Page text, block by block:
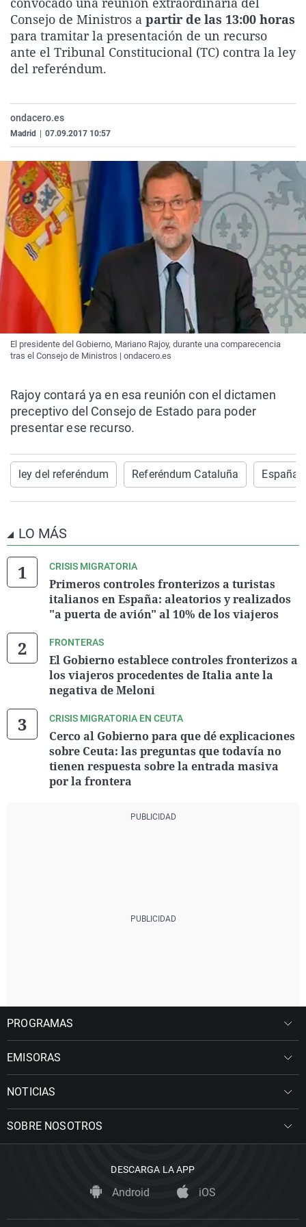
La rosa de los vientos
Gente viajera
Como el perro y el
Caso
Retornados
Equipo de
Extremadura
Galicia
La Rioja
País Vasco
Virales
Televisión
Elecciones
Consejo de Ministros a partir de las 13:00 horas
para tramitar la presentación de un recurso
ante el Tribunal Constitucional (TC) contra la ley
del referéndum.
ondacero.es
Madrid 07.09.2017 10:57
El presidente del Gobierno, Mariano Rajoy, durante una comparecencia
tras el Consejo de Ministros | ondacero.es
Rajoy contará ya en esa reunión con el dictamen
preceptivo del Consejo de Estado para poder
presentar ese recurso.
ley del referéndum Referéndum Cataluña España
LO MÁS
CRISIS MIGRATORIA
Primeros controles fronterizos a turistas
italianos en España: aleatorios y realizados
"a puerta de avión" al 10% de los viajeros
FRONTERAS
El Gobierno establece controles fronterizos a
los viajeros procedentes de Italia ante la
negativa de Meloni
CRISIS MIGRATORIA EN CEUTA
Cerco al Gobierno para que dé explicaciones
sobre Ceuta: las preguntas que todavía no
tienen respuesta sobre la entrada masiva
por la frontera
PROGRAMAS
EMISORAS
NOTICIAS
SOBRE NOSOTROS
DESCARGA LA APP
Android iOS